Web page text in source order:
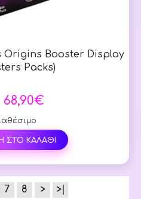
Origins Booster Display
Packs)
68,90€
ΣΤΟ ΚΑΛΑΘΙ
7 8 > >|